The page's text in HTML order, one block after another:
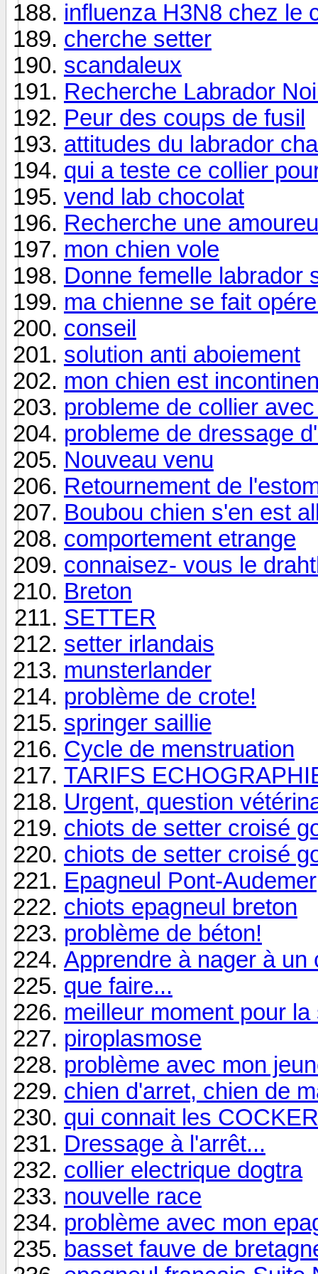
influenza H3N8 chez le
cherche setter
scandaleux
Recherche Labrador
Peur des coups de fusil
attitudes du labrador
qui a teste ce collier
vend lab chocolat
Recherche une
mon chien vole
Donne femelle labrador
ma chienne se fait
conseil
solution anti aboiement
mon chien est
probleme de collier
probleme de dressage
Nouveau venu
Retournement de
Boubou chien s'en est
comportement etrange
connaisez- vous le
Breton
SETTER
setter irlandais
munsterlander
problème de crote!
springer saillie
Cycle de menstruation
TARIFS
Urgent, question
chiots de setter croisé
chiots de setter croisé
Epagneul Pont-Audemer
chiots epagneul breton
problème de béton!
Apprendre à nager à un
que faire...
meilleur moment pour la
piroplasmose
problème avec mon
chien d'arret, chien de
qui connait les
Dressage à l'arrêt...
collier electrique dogtra
nouvelle race
problème avec mon
basset fauve de